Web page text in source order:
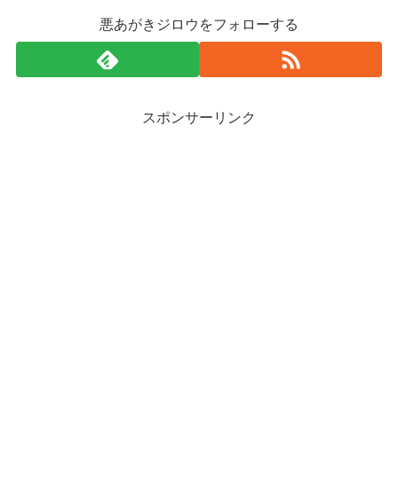
悪あがきジロウをフォローする
スポンサーリンク